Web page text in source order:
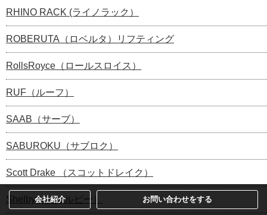
RHINO RACK (ライノラック）
ROBERUTA（ロベルタ）リフティング
RollsRoyce（ロールスロイス）
RUF（ルーフ）
SAAB（サーブ）
SABUROKU（サブロク）
Scott Drake （スコットドレイク）
Shelby（シェルビー）
会社紹介 お問い合わせをする